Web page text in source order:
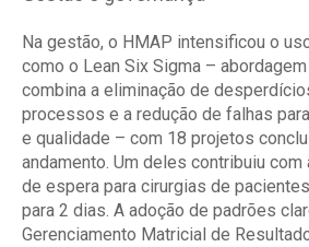
Na gestão, o HMAP intensificou o
como o Lean Six Sigma –
combina a eliminação de
processos e a redução de falhas
e qualidade – com 18 projetos
andamento. Um deles contribuiu
de espera para cirurgias de
para 2 dias. A adoção de padrões
Gerenciamento Matricial de